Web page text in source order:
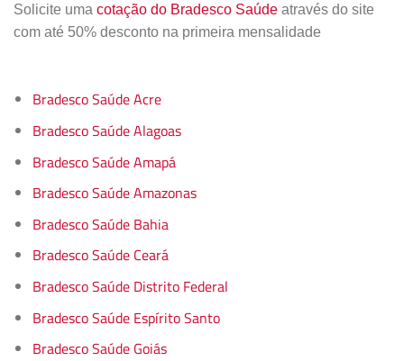
Solicite uma cotação do Bradesco Saúde através do site
com até 50% desconto na primeira mensalidade
Bradesco Saúde Acre
Bradesco Saúde Alagoas
Bradesco Saúde Amapá
Bradesco Saúde Amazonas
Bradesco Saúde Bahia
Bradesco Saúde Ceará
Bradesco Saúde Distrito Federal
Bradesco Saúde Espírito Santo
Bradesco Saúde Goiás